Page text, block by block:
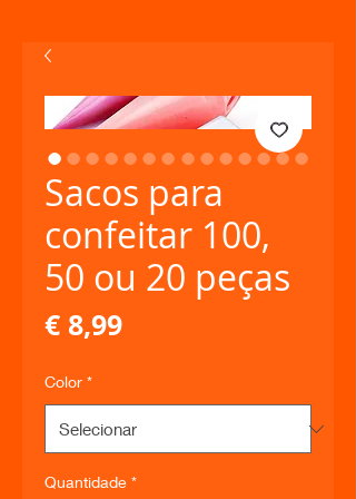
Sacos para
confeitar 100,
50 ou 20 peças
€ 8,99Preço
Color *
Quantidade *